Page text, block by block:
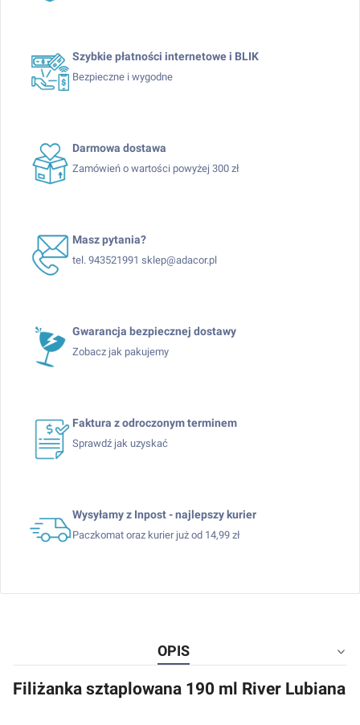
Szybkie płatności internetowe i BLIK
Bezpieczne i wygodne
Darmowa dostawa
Zamówień o wartości powyżej 300 zł
Masz pytania?
tel. 943521991 sklep@adacor.pl
Gwarancja bezpiecznej dostawy
Zobacz jak pakujemy
Faktura z odroczonym terminem
Sprawdź jak uzyskać
Wysyłamy z Inpost - najlepszy kurier
Paczkomat oraz kurier już od 14,99 zł
OPIS
Filiżanka sztaplowana 190 ml River Lubiana